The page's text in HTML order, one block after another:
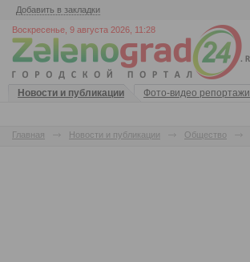
Добавить в закладки
Воскресенье, 9 августа 2026, 11:28
Новости и публикации Фото-видео репортажи
Главная Новости и публикации Общество